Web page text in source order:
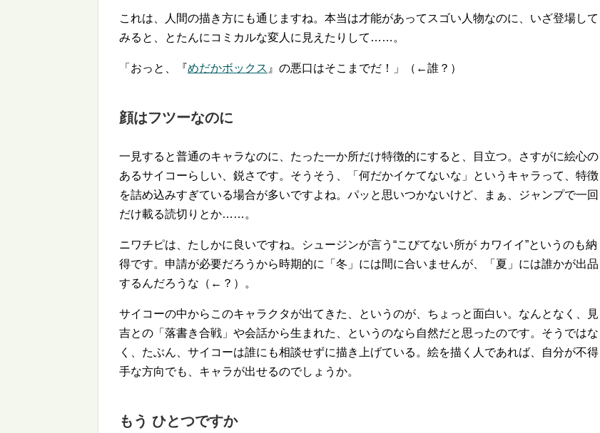
これは、人間の描き方にも通じますね。本当は才能があってスゴい人物なのに、いざ登場して
みると、とたんにコミカルな変人に見えたりして……。
「おっと、『めだかボックス 』の悪口はそこまでだ！」（←誰？）
顔はフツーなのに
一見すると普通のキャラなのに、たった一か所だけ特徴的にすると、目立つ。さすがに絵心の
あるサイコーらしい、鋭さです。そうそう、「何だかイケてないな」というキャラって、特徴
を詰め込みすぎている場合が多いですよね。パッと思いつかないけど、まぁ、ジャンプで一回
だけ載る読切りとか……。
ニワチピは、たしかに良いですね。シュージンが言う こびてない所が カワイイ というのも納
得です。申請が必要だろうから時期的に「冬」には間に合いませんが、「夏」には誰かが出品
するんだろうな（←？）。
サイコーの中からこのキャラクタが出てきた、というのが、ちょっと面白い。なんとなく、見
吉との「落書き合戦」や会話から生まれた、というのなら自然だと思ったのです。そうではな
く、たぶん、サイコーは誰にも相談せずに描き上げている。絵を描く人であれば、自分が不得
手な方向でも、キャラが出せるのでしょうか。
もう ひとつですか